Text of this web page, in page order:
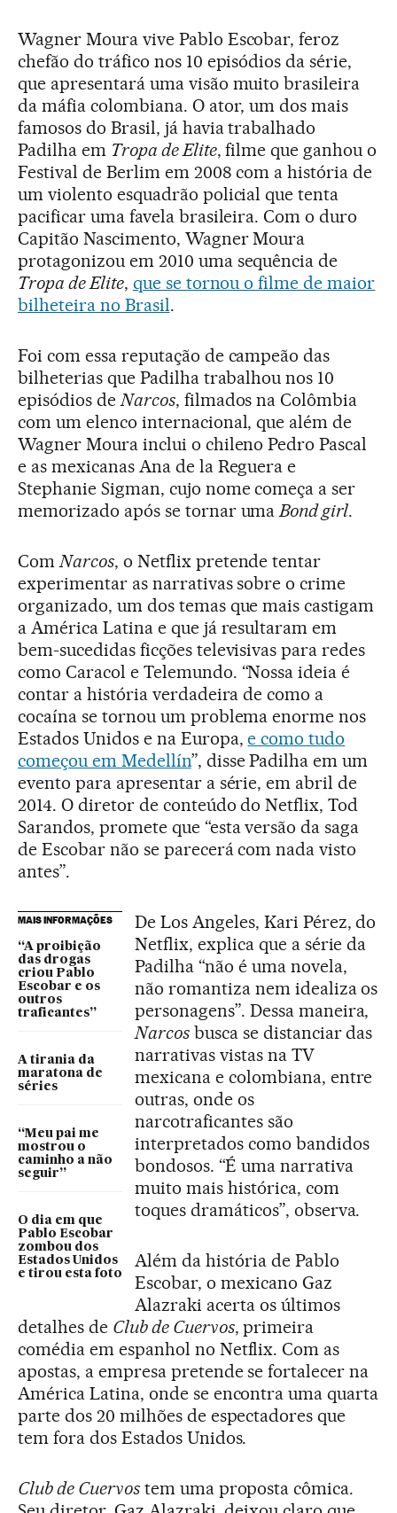
Wagner Moura vive Pablo Escobar, feroz
chefão do tráfico nos 10 episódios da série,
que apresentará uma visão muito brasileira
da máfia colombiana. O ator, um dos mais
famosos do Brasil, já havia trabalhado
Padilha em Tropa de Elite, filme que ganhou o
Festival de Berlim em 2008 com a história de
um violento esquadrão policial que tenta
pacificar uma favela brasileira. Com o duro
Capitão Nascimento, Wagner Moura
protagonizou em 2010 uma sequência de
Tropa de Elite, que se tornou o filme de maior
bilheteira no Brasil.
Foi com essa reputação de campeão das
bilheterias que Padilha trabalhou nos 10
episódios deNarcos, filmados na Colômbia
com um elenco internacional, que além de
Wagner Moura inclui o chileno Pedro Pascal
e as mexicanas Ana de la Reguera e
Stephanie Sigman, cujo nome começa a ser
memorizado após se tornar umaBond girl.
ComNarcos, o Netflix pretende tentar
experimentar as narrativas sobre o crime
organizado, um dos temas que mais castigam
a América Latina e que já resultaram em
bem-sucedidas ficções televisivas para redes
como Caracol e Telemundo. “Nossa ideia é
contar a história verdadeira de como a
cocaína se tornou um problema enorme nos
Estados Unidos e na Europa,e como tudo
começou em Medellín”, disse Padilha em um
evento para apresentar a série, em abril de
2014. O diretor de conteúdo do Netflix, Tod
Sarandos, promete que “esta versão da saga
de Escobar não se parecerá com nada visto
antes”.
MAIS INFORMAÇÕES
“A proibição
das drogas
criou Pablo
Escobar e os
outros
traficantes”
A tirania da
maratona de
séries
“Meu pai me
mostrou o
caminho a não
seguir”
O dia em que
Pablo Escobar
zombou dos
Estados Unidos
e tirou esta foto
De Los Angeles, Kari Pérez, do
Netflix, explica que a série da
Padilha “não é uma novela,
não romantiza nem idealiza os
personagens”. Dessa maneira,
Narcosbusca se distanciar das
narrativas vistas na TV
mexicana e colombiana, entre
outras, onde os
narcotraficantes são
interpretados como bandidos
bondosos. “É uma narrativa
muito mais histórica, com
toques dramáticos”, observa.
Além da história de Pablo
Escobar, o mexicano Gaz
Alazraki acerta os últimos
detalhes de Club de Cuervos, primeira
comédia em espanhol no Netflix. Com as
apostas, a empresa pretende se fortalecer na
América Latina, onde se encontra uma quarta
parte dos 20 milhões de espectadores que
tem fora dos Estados Unidos.
Club de Cuervostem uma proposta cômica.